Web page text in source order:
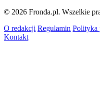
© 2026 Fronda.pl. Wszelkie
O redakcji Regulamin Polityka
Kontakt